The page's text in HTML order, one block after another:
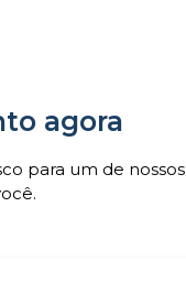
agora
para um de nossos